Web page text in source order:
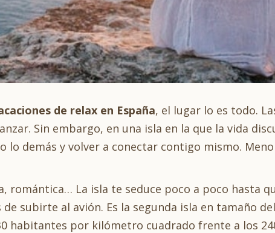
de relax en España, el lugar lo es todo.
Sin embargo, en una isla en la que la vida
lo demás y volver a conectar contigo mismo.
romántica… La isla te seduce poco a poco hasta
subirte al avión. Es la segunda isla en tamaño
habitantes por kilómetro cuadrado frente a los